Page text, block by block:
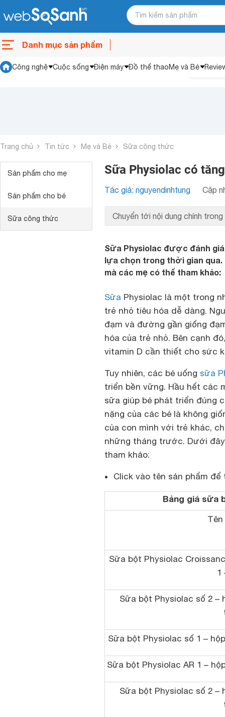
Danh mục sản phẩm
Công nghệ Cuộc sống Điện máy Đồ thể thaoMẹ và Bé
Trang chủ Tin tức Mẹ và Bé Sữa công thức
Sản phẩm cho mẹ
Sản phẩm cho bé
Sữa công thức
Sữa Physiolac có
Tác giả: nguyendinhtung Cập
Chuyển tới nội dung chính trong
Sữa Physiolac được đánh
lựa chọn trong thời gian qua.
mà các mẹ có thể tham khảo:
Sữa Physiolac là một trong
trẻ nhỏ tiêu hóa dễ dàng.
đạm và đường gần giống
hóa của trẻ nhỏ. Bên cạnh
vitamin D cần thiết cho sức
Tuy nhiên, các bé uống sữa
triển bền vững. Hầu hết các
sữa giúp bé phát triển đúng
nặng của các bé là không
của con mình với trẻ khác,
những tháng trước. Dưới
tham khảo:
Click vào tên sản phẩm
Bảng giá sữa
Sữa bột Physiolac
1
Sữa bột Physiolac số 2 –
Sữa bột Physiolac số 1 –
Sữa bột Physiolac AR 1 –
Sữa bột Physiolac số 2 –